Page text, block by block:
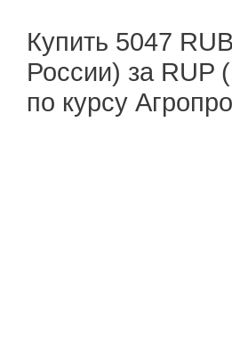
Купить 5047
России) за
по курсу